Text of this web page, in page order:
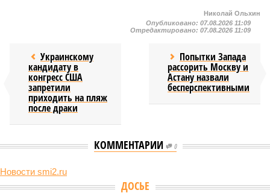
Николай Ольхин
Опубликовано: 07.08.2026 11:09
Отредактировано: 07.08.2026 11:09
Украинскому
кандидату в
конгресс США
запретили
приходить на пляж
после драки
Попытки Запада
рассорить Москву и
Астану назвали
бесперспективными
КОММЕНТАРИИ 0
Новости smi2.ru
ДОСЬЕ